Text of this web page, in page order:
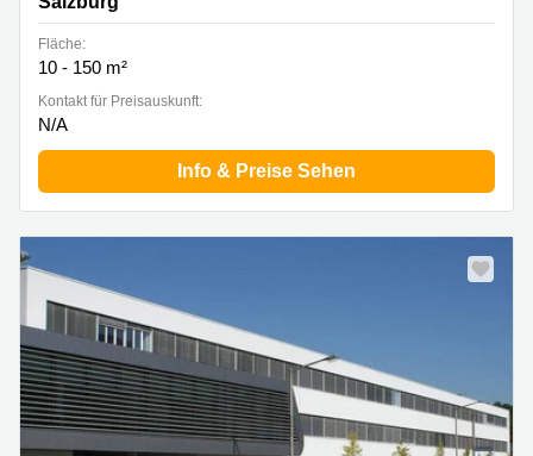
Fläche:
10 - 150 m²
Kontakt für Preisauskunft:
N/A
Info & Preise Sehen